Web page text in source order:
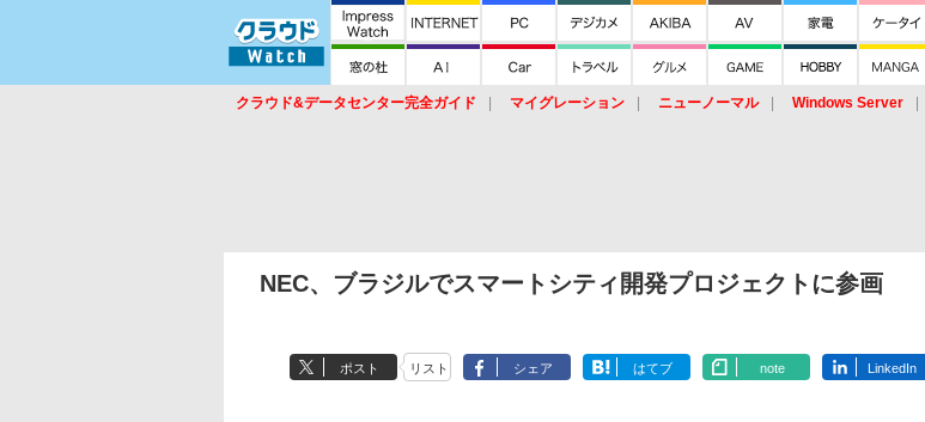
クラウド&データセンター完全ガイド マイグレーション ニューノーマル Windows Server
NEC、ブラジルでスマートシティ開発プロジェクトに参画
ポスト リスト シェア はてブ note LinkedIn